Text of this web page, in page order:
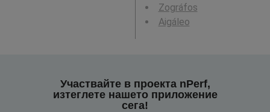
Zográfos
Aigáleo
Участвайте в проекта nPerf,
изтеглете нашето приложение
сега!